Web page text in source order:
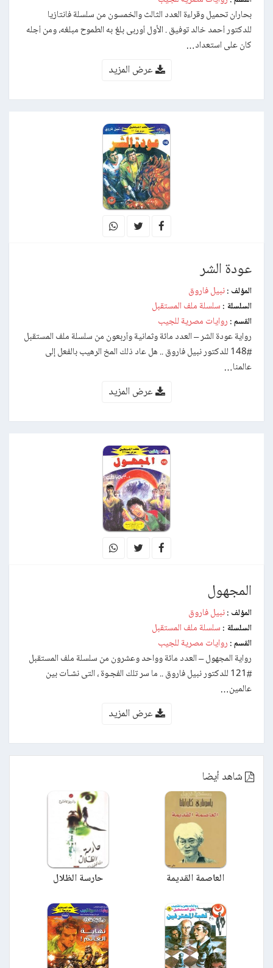
بحاران تحميل وقراءة العدد الثالث والخمسون من سلسلة فانتازيا
للدكتور أحمد خالد توفيق . الأول أوربى بلغ به الطموح مبلغه، ومن أجله
كان على استعداد…
عرض المزيد
عودة الشر
المؤلف : نبيل فاروق
السلسلة : سلسلة ملف المستقبل
القسم : روايات مصرية للجيب
رواية عودة الشر – العدد مائة وثمانية وأربعون من سلسلة ملف المستقبل
#148 للدكتور نبيل فاروق .. هل عاد ذلك المخ الرهيب بالفعل إلى
عالمنا…
عرض المزيد
المجهول
المؤلف : نبيل فاروق
السلسلة : سلسلة ملف المستقبل
القسم : روايات مصرية للجيب
رواية المجهول – العدد مائة وواحد وعشرون من سلسلة ملف المستقبل
#121 للدكتور نبيل فاروق .. ما سر تلك الفجـوة ، التى نشـأت بين
عالمين…
عرض المزيد
شاهد أيضا
العاصمة القديمة حارسة الظلال